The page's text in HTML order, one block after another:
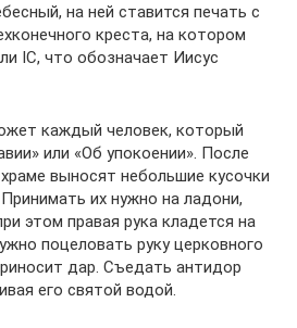
на ней ставится печать с
креста, на котором
IC, что обозначает Иисус
каждый человек, который
или «Об упокоении». После
выносят небольшие кусочки
их нужно на ладони,
этом правая рука кладется на
поцеловать руку церковного
дар. Съедать антидор
его святой водой.